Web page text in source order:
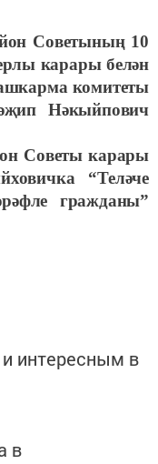
Советының 10
карары белән
комитеты
Нәкыйпович
Советы карары
“Теләче
гражданы”
интересным в
в